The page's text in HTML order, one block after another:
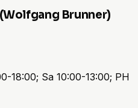
Brunner)
18:00; Sa 10:00-13:00; PH